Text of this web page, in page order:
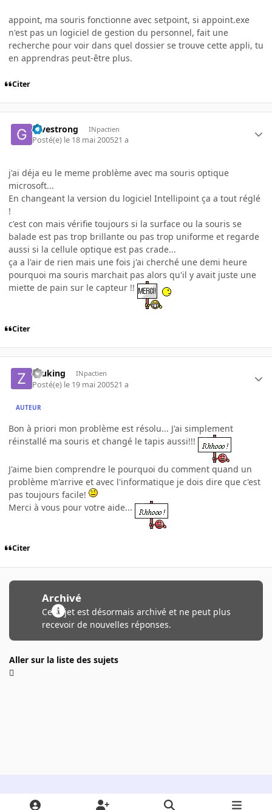
appoint, ma souris fonctionne avec setpoint, si appoint.exe
n'est pas un logiciel de gestion du personnel, fait une
recherche pour voir dans quel dossier se trouve cette appli, tu
en apprendras peut-être plus.
Citer
Givestrong INpactien
Posté(e) le 18 mai 200521 a
j'ai déja eu le meme problème avec ma souris optique
microsoft...
En changeant la version du logiciel Intellipoint ça a tout réglé
!
c'est con mais vérifie toujours si la surface ou la souris se
balade est pas trop brillante ou pas trop uniforme et regarde
aussi si la cellule optique est pas crade...
ça a l'air de rien mais une fois j'ai cherché une demi heure
pourquoi ma souris marchait pas alors qu'il y avait juste une
miette de pain sur le capteur !!
Citer
zeuking INpactien
Posté(e) le 19 mai 200521 a
AUTEUR
Bon à priori mon problème est résolu... J'ai simplement
réinstallé ma souris et changé le tapis aussi!!!
J'aime bien comprendre le pourquoi du comment quand un
problème m'arrive et avec l'informatique je dois dire que c'est
pas toujours facile!
Merci à vous pour votre aide...
Citer
Archivé
Ce sujet est désormais archivé et ne peut plus
recevoir de nouvelles réponses.
Aller sur la liste des sujets